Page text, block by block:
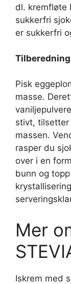
dl. kremfløte
sukkerfri
er sukkerfri
Tilberedning
Pisk
masse.
stivt,
massen.
rasper du
over i en
bunn og
Mer
Iskrem med